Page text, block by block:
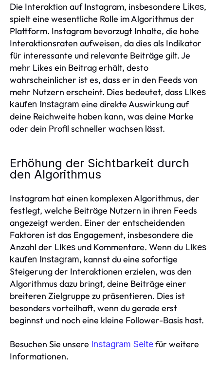
Die Interaktion auf Instagram, insbesondere Likes,
spielt eine wesentliche Rolle im Algorithmus der
Plattform. Instagram bevorzugt Inhalte, die hohe
Interaktionsraten aufweisen, da dies als Indikator
für interessante und relevante Beiträge gilt. Je
mehr Likes ein Beitrag erhält, desto
wahrscheinlicher ist es, dass er in den Feeds von
mehr Nutzern erscheint. Dies bedeutet, dass Likes
kaufen Instagram eine direkte Auswirkung auf
deine Reichweite haben kann, was deine Marke
oder dein Profil schneller wachsen lässt.
Erhöhung der Sichtbarkeit durch
den Algorithmus
Instagram hat einen komplexen Algorithmus, der
festlegt, welche Beiträge Nutzern in ihren Feeds
angezeigt werden. Einer der entscheidenden
Faktoren ist das Engagement, insbesondere die
Anzahl der Likes und Kommentare. Wenn du Likes
kaufen Instagram, kannst du eine sofortige
Steigerung der Interaktionen erzielen, was den
Algorithmus dazu bringt, deine Beiträge einer
breiteren Zielgruppe zu präsentieren. Dies ist
besonders vorteilhaft, wenn du gerade erst
beginnst und noch eine kleine Follower-Basis hast.
Besuchen Sie unsere Instagram Seitefür weitere
Informationen.